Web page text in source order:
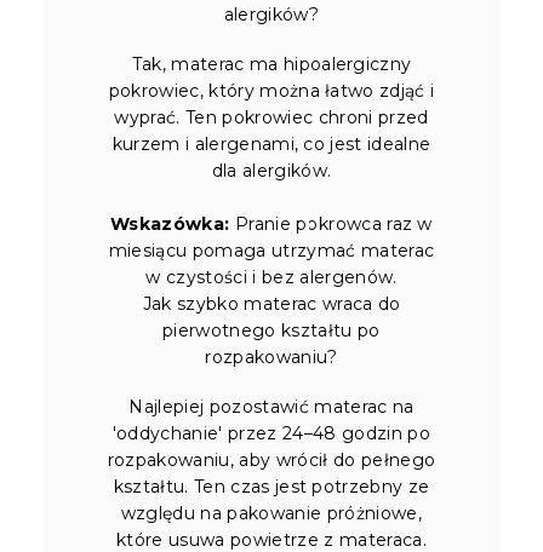
alergików?
Tak, materac ma hipoalergiczny
pokrowiec, który można łatwo zdjąć i
wyprać. Ten pokrowiec chroni przed
kurzem i alergenami, co jest idealne
dla alergików.
Wskazówka: Pranie pokrowca raz w
miesiącu pomaga utrzymać materac
w czystości i bez alergenów.
Jak szybko materac wraca do
pierwotnego kształtu po
rozpakowaniu?
Najlepiej pozostawić materac na
'oddychanie' przez 24–48 godzin po
rozpakowaniu, aby wrócił do pełnego
kształtu. Ten czas jest potrzebny ze
względu na pakowanie próżniowe,
które usuwa powietrze z materaca.